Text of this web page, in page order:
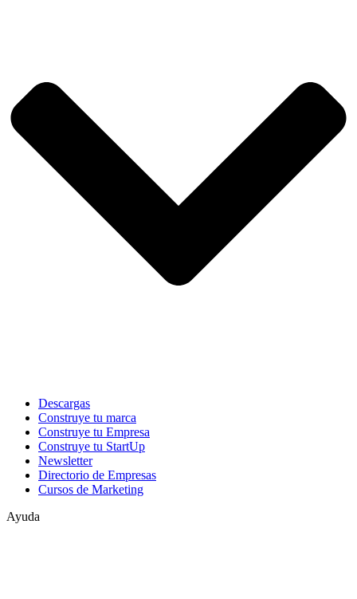
Descargas
Construye tu marca
Construye tu Empresa
Construye tu StartUp
Newsletter
Directorio de Empresas
Cursos de Marketing
Ayuda